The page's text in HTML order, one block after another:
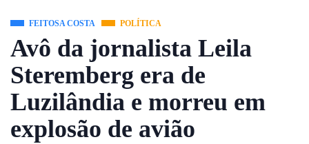
FEITOSA COSTA POLÍTICA
Avô da jornalista Leila
Steremberg era de
Luzilândia e morreu em
explosão de avião